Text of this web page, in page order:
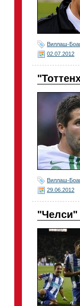
Виллаш-
02.07.2012
Виллаш-
29.06.2012
"Челси"